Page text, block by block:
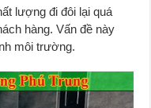
lượng đi đôi lại quá
hàng. Vấn đề này
môi trường.